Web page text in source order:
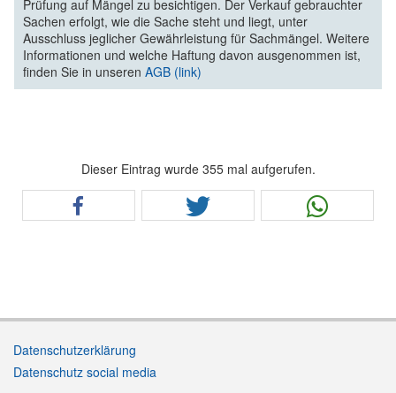
Prüfung auf Mängel zu besichtigen. Der Verkauf gebrauchter
Sachen erfolgt, wie die Sache steht und liegt, unter
Ausschluss jeglicher Gewährleistung für Sachmängel. Weitere
Informationen und welche Haftung davon ausgenommen ist,
finden Sie in unseren AGB (link)
Dieser Eintrag wurde 355 mal aufgerufen.
Datenschutzerklärung
Datenschutz social media